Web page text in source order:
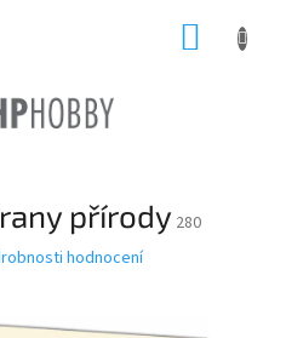
přírody 280
hodnocení